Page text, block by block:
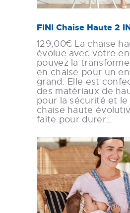
FINI Chaise Haute 2
129,00€ La chaise
évolue avec votre
pouvez la
en chaise pour un
grand. Elle est
des matériaux de
pour la sécurité et
chaise haute
faite pour durer…